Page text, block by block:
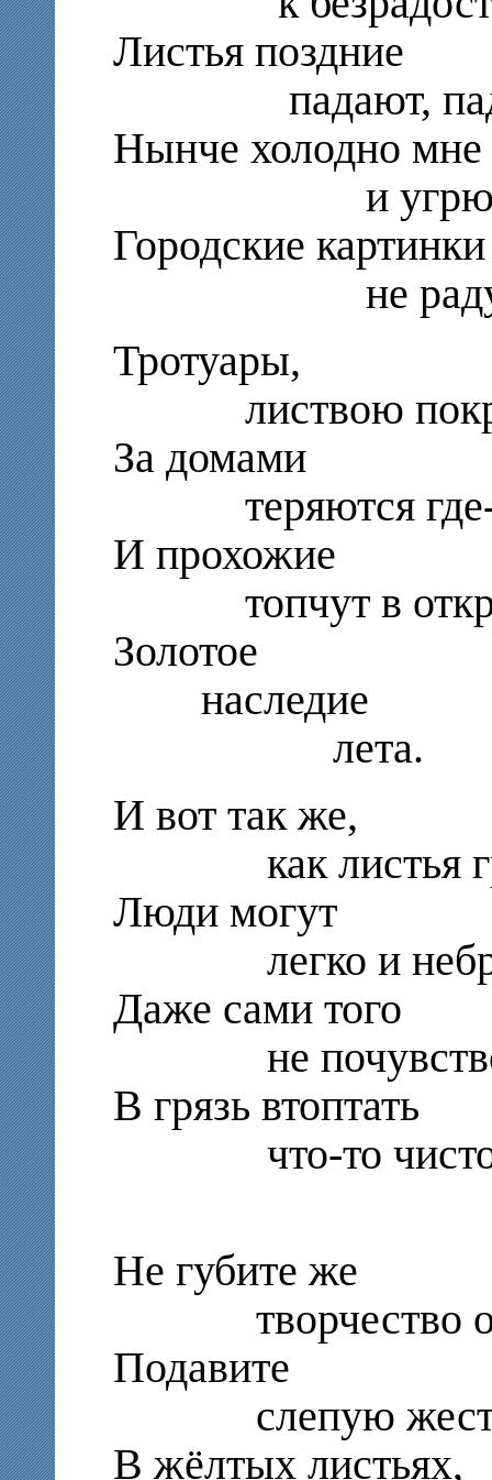
Листья поздние
падают,
Нынче холодно мне
и
Городские картинки
не
Тротуары,
листвою
За домами
теряются где-
И прохожие
топчут в
Золотое
наследие
лета.
И вот так же,
как листья
Люди могут
легко и
Даже сами того
не
В грязь втоптать
что-то
Не губите же
творчество
Подавите
слепую
В жёлтых листьях,